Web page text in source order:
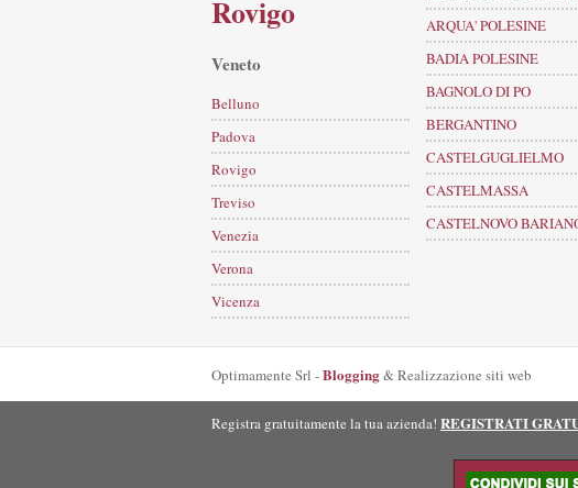
Rovigo
Veneto
Belluno
Padova
Rovigo
Treviso
Venezia
Verona
Vicenza
ARQUA' POLESINE
BADIA POLESINE
BAGNOLO DI PO
BERGANTINO
CASTELGUGLIELMO
CASTELMASSA
CASTELNOVO
Optimamente Srl -Blogging& Realizzazione siti web
Registra gratuitamente la tua azienda! REGISTRATI